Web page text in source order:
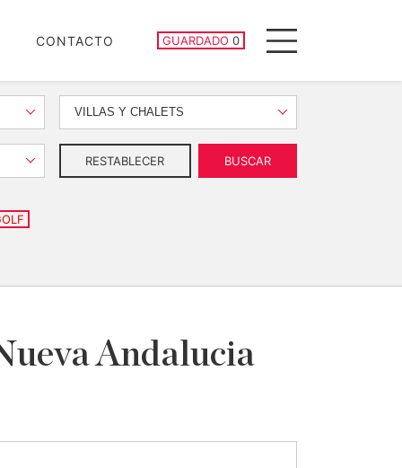
CONTACTO GUARDADO 0
PROPIEDADES GUARDADAS
Menu
VILLAS Y CHALETS
RESTABLECER BUSCAR
Andalucia